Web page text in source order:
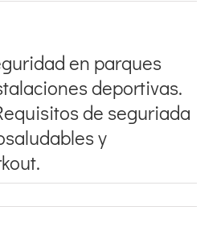
en parques
deportivas.
de seguriada
y